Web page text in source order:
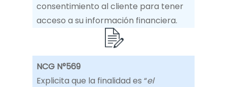
consentimiento al cliente para tener
acceso a su información financiera.
NCG N°569
Explicita que la finalidad es “el